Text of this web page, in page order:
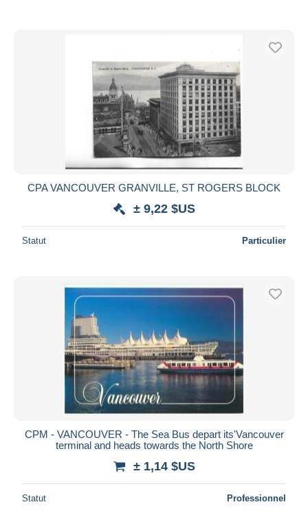
CPA VANCOUVER GRANVILLE, ST ROGERS BLOCK
± 9,22 $US
Statut Particulier
CPM - VANCOUVER - The Sea Bus depart its'Vancouver
terminal and heads towards the North Shore
± 1,14 $US
Statut Professionnel